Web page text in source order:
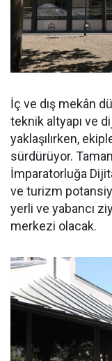
İç ve dış mekân
teknik altyapı ve
yaklaşılırken,
sürdürüyor.
İmparatorluğa
ve turizm
yerli ve yabancı
merkezi olacak.